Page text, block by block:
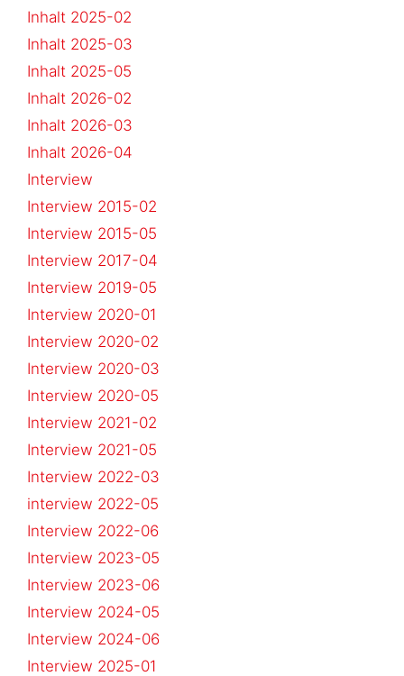
Inhalt 2025-02
Inhalt 2025-03
Inhalt 2025-05
Inhalt 2026-02
Inhalt 2026-03
Inhalt 2026-04
Interview
Interview 2015-02
Interview 2015-05
Interview 2017-04
Interview 2019-05
Interview 2020-01
Interview 2020-02
Interview 2020-03
Interview 2020-05
Interview 2021-02
Interview 2021-05
Interview 2022-03
interview 2022-05
Interview 2022-06
Interview 2023-05
Interview 2023-06
Interview 2024-05
Interview 2024-06
Interview 2025-01